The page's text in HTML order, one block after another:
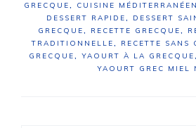
GRECQUE, CUISINE
DESSERT RAPIDE, DESSERT
GRECQUE, RECETTE GRECQUE,
TRADITIONNELLE, RECETTE SANS
GRECQUE, YAOURT À LA GRECQUE,
YAOURT GREC MIEL